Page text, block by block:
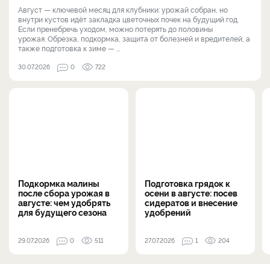
Август — ключевой месяц для клубники: урожай собран, но
внутри кустов идёт закладка цветочных почек на будущий год.
Если пренебречь уходом, можно потерять до половины
урожая. Обрезка, подкормка, защита от болезней и вредителей, а
также подготовка к зиме — ...
30.07.2026 0 722
Подкормка малины
после сбора урожая в
августе: чем удобрять
для будущего сезона
29.07.2026 0 511
Подготовка грядок к
осени в августе: посев
сидератов и внесение
удобрений
27.07.2026 1 204